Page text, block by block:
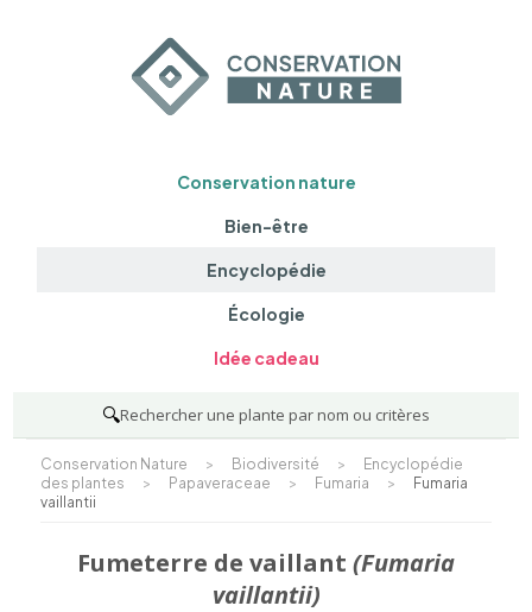
Conservation nature
Bien-être
Encyclopédie
Écologie
Idée cadeau
🔍Rechercher une plante par nom ou critères
Conservation Nature > Biodiversité >
Encyclopédie
des plantes
> Papaveraceae > Fumaria >
Fumaria
vaillantii
Fumeterre de vaillant (Fumaria
vaillantii)